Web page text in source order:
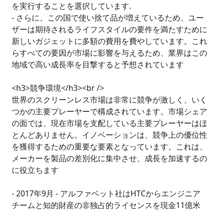
を実行することを選択しています.
- さらに、この国で使い捨て品が増えているため、ユー
ザーは期待されるライフスタイルの要件を満たすために
新しいガジェットに多額の費用を費やしています。これ
らすべての要因が市場に影響を与えるため、業界はこの
地域で高い成長率を目撃すると予想されています
<h3>競争環境</h3><br />
世界のスクリーンレス市場は非常に競争が激しく、いく
つかの主要プレーヤーで構成されています。市場シェア
の面では、現在市場を支配している主要プレーヤーはほ
とんどありません。イノベーションは、競争上の優位性
を獲得するための重要な要素となっています。これは、
メーカーを製品の差別化に集中させ、成長を加速するの
に役立ちます
- 2017年9月 - アルファベット社はHTCからエンジニア
チームと知的財産の非独占的ライセンスを現金11億米